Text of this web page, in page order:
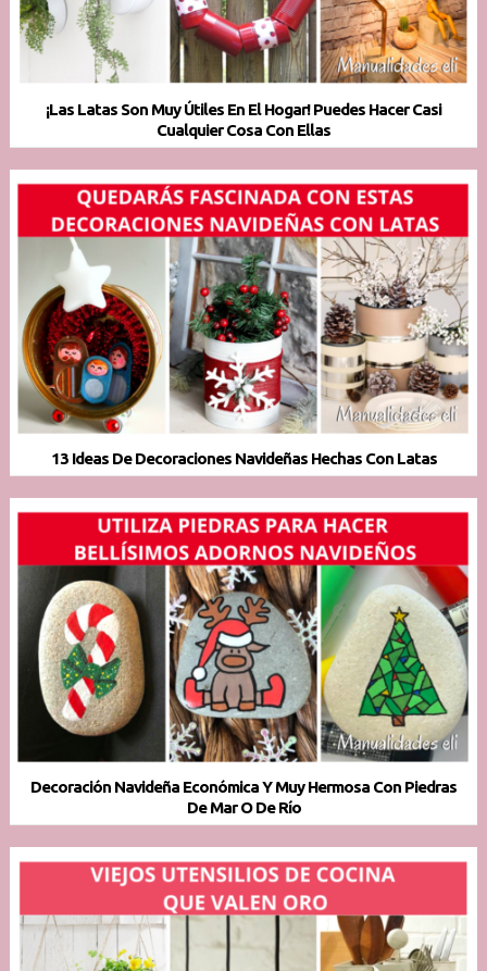
¡Las Latas Son Muy Útiles En El Hogar! Puedes Hacer Casi
Cualquier Cosa Con Ellas
13 Ideas De Decoraciones Navideñas Hechas Con Latas
Decoración Navideña Económica Y Muy Hermosa Con Piedras
De Mar O De Río